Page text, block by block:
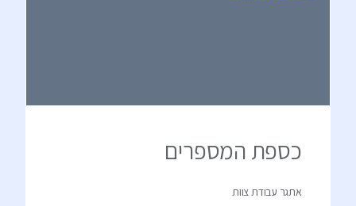
כספת המספרים
אתגר עבודת צוות